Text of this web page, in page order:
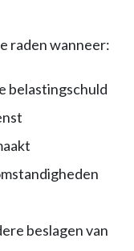
raden wanneer:
belastingschuld
beslagen van